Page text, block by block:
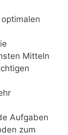
Mitteln
Aufgaben
zum